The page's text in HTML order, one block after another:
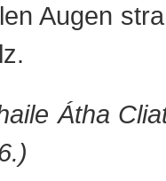
Augen
Átha